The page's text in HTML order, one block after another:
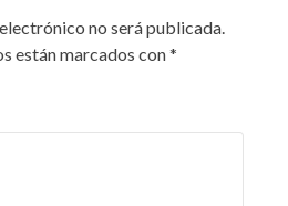
no será publicada.
están marcados con*